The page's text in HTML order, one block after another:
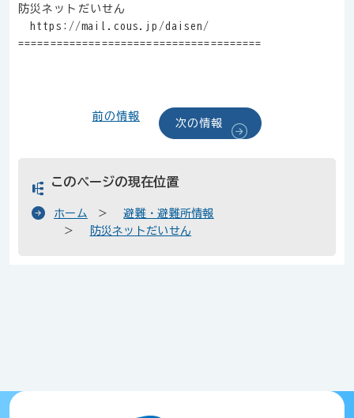
防災ネットだいせん
https://mail.cous.jp/daisen/
======================================
前の情報
次の情報
このページの現在位置
ホーム
避難・避難所情報
防災ネットだいせん